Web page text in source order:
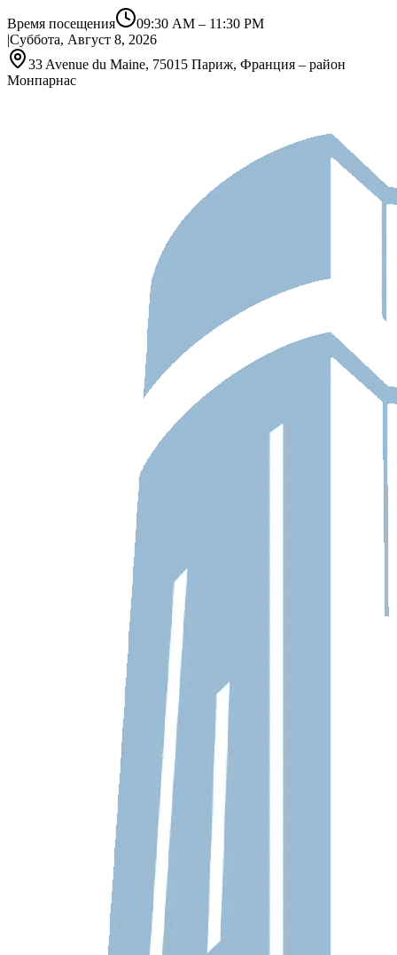
Время посещения 09:30 AM – 11:30 PM
|Суббота, Август 8, 2026
33 Avenue du Maine, 75015 Париж, Франция – район
Монпарнас